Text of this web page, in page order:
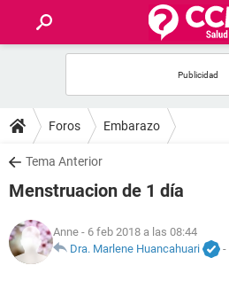
FOROS
SALUD
NUTRICIÓN
Foros Embarazo
Tema Anterior
Menstruacion de 1 día
Anne - 6 feb 2018 a las 08:44
Dra. Marlene Huancahuari
-